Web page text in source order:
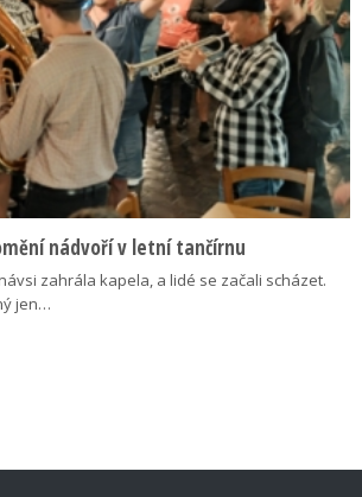
nádvoří v letní tančírnu
zahrála kapela, a lidé se začali scházet.
jen…